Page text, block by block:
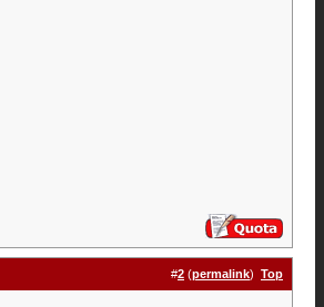
#2 (permalink) Top